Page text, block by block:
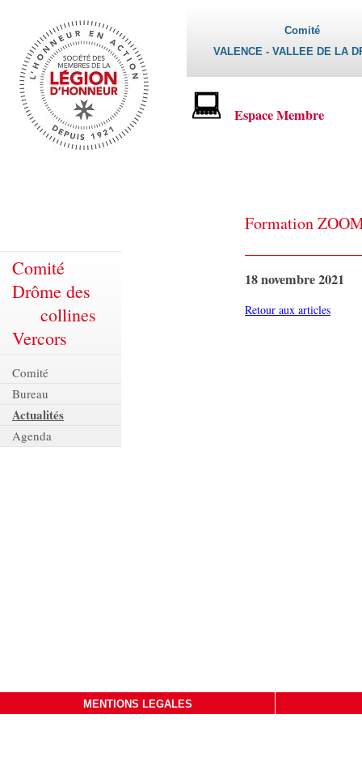
Comité
VALENCE - VALLEE DE LA
Espace Membre
Comité
Drôme des
collines
Vercors
Comité
Bureau
Actualités
Agenda
Formation
18 novembre 2021
Retour aux articles
MENTIONS LEGALES